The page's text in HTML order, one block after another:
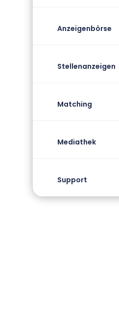
Anzeigenbörse
Stellenanzeigen
Matching
Mediathek
Support